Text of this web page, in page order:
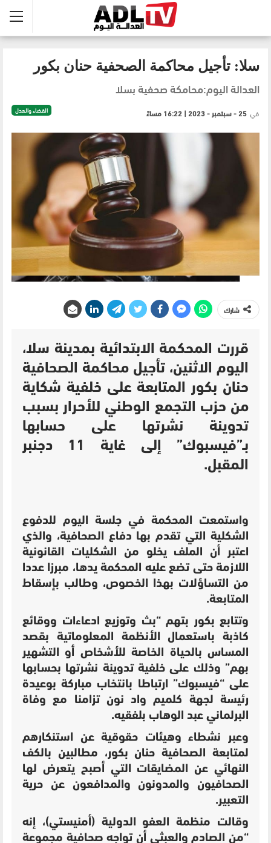
سلا: تأجيل محاكمة الصحفية حنان بكور
العدالة اليوم:محامكة صحفية بسلا
القضاء والعدل في 25 - سبتمبر - 2023 | 16:22 مساءً
شارك
قررت المحكمة الابتدائية بمدينة سلا،
اليوم الاثنين، تأجيل محاكمة الصحافية
حنان بكور المتابعة على خلفية شكاية
من حزب التجمع الوطني للأحرار بسبب
تدوينة نشرتها على حسابها
بـ”فيسبوك” إلى غاية 11 دجنبر
المقبل.
واستمعت المحكمة في جلسة اليوم للدفوع
الشكلية التي تقدم بها دفاع الصحافية، والذي
اعتبر أن الملف يخلو من الشكليات القانونية
اللازمة حتى تضع عليه المحكمة يدها، مبرزا عددا
من التساؤلات بهذا الخصوص، وطالب بإسقاط
المتابعة.
وتتابع بكور بتهم “بث وتوزيع ادعاءات ووقائع
كاذبة باستعمال الأنظمة المعلوماتية بقصد
المساس بالحياة الخاصة للأشخاص أو التشهير
بهم” وذلك على خلفية تدوينة نشرتها بحسابها
على “فيسبوك” ارتباطا بانتخاب مباركة بوعيدة
رئيسة لجهة كلميم واد نون تزامنا مع وفاة
البرلماني عبد الوهاب بلفقيه.
وعبر نشطاء وهيئات حقوقية عن استنكارهم
لمتابعة الصحافية حنان بكور، مطالبين بالكف
النهائي عن المضايقات التي أصبح يتعرض لها
الصحافيون والمدونون والمدافعون عن حرية
التعبير.
وقالت منظمة العفو الدولية (أمنيستي)، إنه
“من الصادم والعبثي أن تواجه صحافية مجموعة